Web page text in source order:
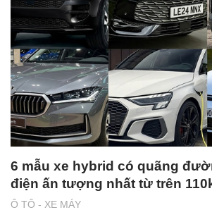
Ô TÔ - XE MÁY
6 mẫu xe hybrid có quãng
điện ấn tượng nhất từ trên